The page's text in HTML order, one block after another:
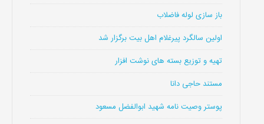
باز سازی لوله فاضلاب
اولین سالگرد پیرغلام اهل بیت برگزار شد
تهیه و توزیع بسته های نوشت افزار
مستند حاجی دانا
پوستر وصیت نامه شهید ابوالفضل مسعود